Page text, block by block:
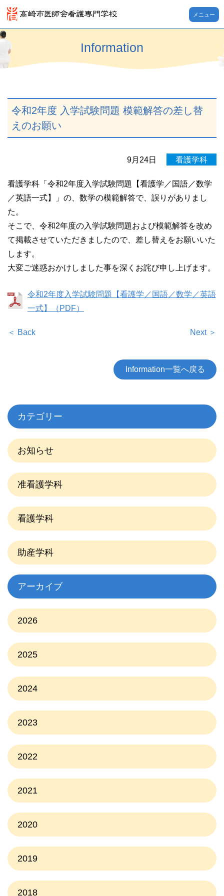
メニュー
Information
令和2年度 入学試験問題 模範解答の差し替
えのお願い
9月24日 看護学科
看護学科「令和2年度入学試験問題【看護学／国語／数学
／英語一式】」の、数学の模範解答で、誤りがありまし
た。
そこで、令和2年度の入学試験問題および模範解答を改め
て掲載させていただきましたので、差し替えをお願いいた
します。
大変ご迷惑おかけしました事を深くお詫び申し上げます。
令和2年度入学試験問題【看護学／国語／数学／英語
一式】（PDF）
＜ Back Next ＞
Information一覧へ戻る
カテゴリー
お知らせ
准看護学科
看護学科
助産学科
アーカイブ
2026
2025
2024
2023
2022
2021
2020
2019
2018